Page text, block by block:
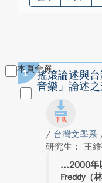
本頁全選
1
搖滾論述與
音樂」論述
/ 台灣文學系
研究生： 王
2000年
Freddy（